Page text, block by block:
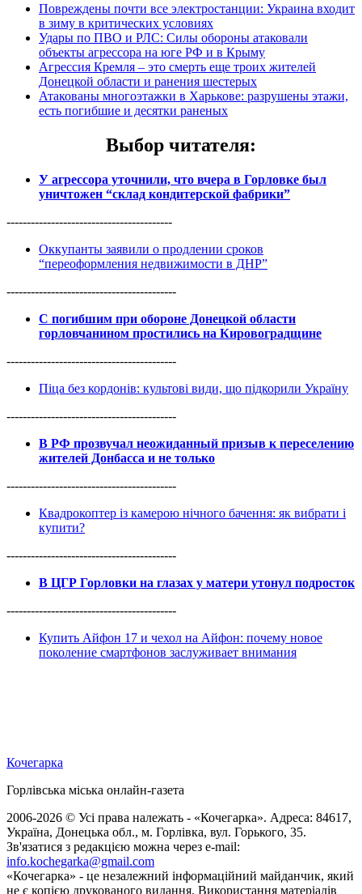
Повреждены почти все электростанции: Украина входит
в зиму в критических условиях
Удары по ПВО и РЛС: Силы обороны атаковали
объекты агрессора на юге РФ и в Крыму
Агрессия Кремля – это смерть еще троих жителей
Донецкой области и ранения шестерых
Атакованы многоэтажки в Харькове: разрушены этажи,
есть погибшие и десятки раненых
Выбор читателя:
У агрессора уточнили, что вчера в Горловке был
уничтожен “склад кондитерской фабрики”
-----------------------------------------
Оккупанты заявили о продлении сроков
“переоформления недвижимости в ДНР”
------------------------------------------
С погибшим при обороне Донецкой области
горловчанином простились на Кировоградщине
------------------------------------------
Піца без кордонів: культові види, що підкорили Україну
------------------------------------------
В РФ прозвучал неожиданный призыв к переселению
жителей Донбасса и не только
------------------------------------------
Квадрокоптер із камерою нічного бачення: як вибрати і
купити?
------------------------------------------
В ЦГР Горловки на глазах у матери утонул подросток
------------------------------------------
Купить Айфон 17 и чехол на Айфон: почему новое
поколение смартфонов заслуживает внимания
Кочегарка
Горлівська міська онлайн-газета
2006-2026 © Усі права належать - «Кочегарка». Адреса: 84617,
Україна, Донецька обл., м. Горлівка, вул. Горького, 35.
Зв'язатися з редакцією можна через e-mail:
info.kochegarka@gmail.com
«Кочегарка» - це незалежний інформаційний майданчик, який
не є копією друкованого видання. Використання матеріалів